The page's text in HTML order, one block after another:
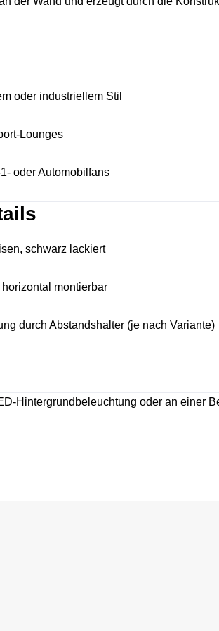
oder industriellem Stil
Lounges
oder Automobilfans
schwarz lackiert
montierbar
durch Abstandshalter (je nach Variante)
Hintergrundbeleuchtung oder an einer